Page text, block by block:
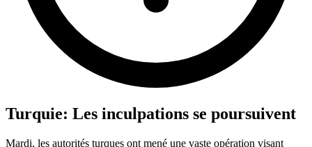
Turquie: Les inculpations se poursuivent
Mardi, les autorités turques ont mené une vaste opération visant